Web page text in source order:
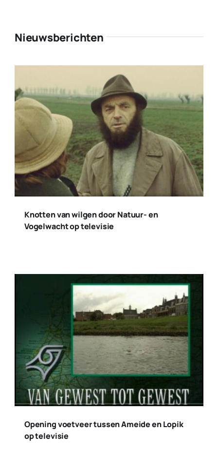
Nieuwsberichten
Knotten van wilgen door Natuur- en
Vogelwacht op televisie
Opening voetveer tussen Ameide en Lopik
op televisie